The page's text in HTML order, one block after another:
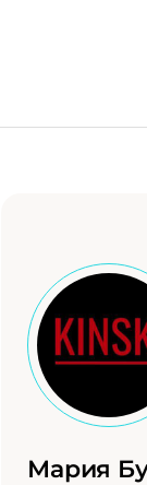
Мария